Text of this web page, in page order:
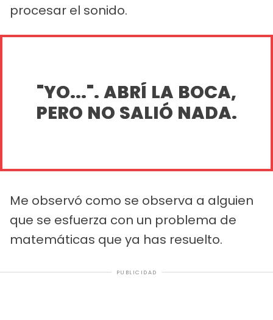
procesar el sonido.
"YO...". ABRÍ LA BOCA,
PERO NO SALIÓ NADA.
Me observó como se observa a alguien
que se esfuerza con un problema de
matemáticas que ya has resuelto.
PUBLICIDAD